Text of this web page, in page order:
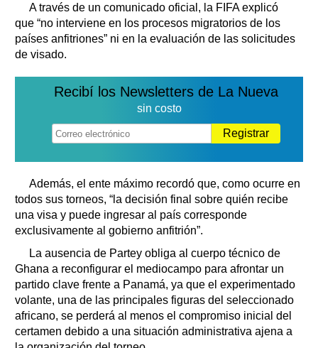
A través de un comunicado oficial, la FIFA explicó
que “no interviene en los procesos migratorios de los
países anfitriones” ni en la evaluación de las solicitudes
de visado.
Recibí los Newsletters de La Nueva
sin costo
Registrar
Además, el ente máximo recordó que, como ocurre en
todos sus torneos, “la decisión final sobre quién recibe
una visa y puede ingresar al país corresponde
exclusivamente al gobierno anfitrión”.
La ausencia de Partey obliga al cuerpo técnico de
Ghana a reconfigurar el mediocampo para afrontar un
partido clave frente a Panamá, ya que el experimentado
volante, una de las principales figuras del seleccionado
africano, se perderá al menos el compromiso inicial del
certamen debido a una situación administrativa ajena a